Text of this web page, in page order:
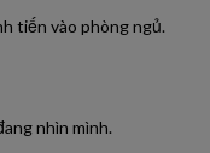
tiến vào phòng ngủ.
nhìn mình.